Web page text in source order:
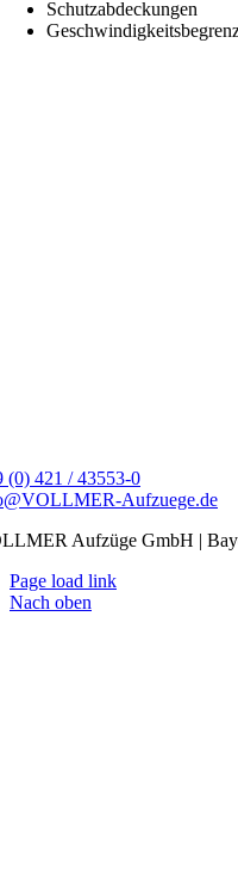
Schutzabdeckungen
(0) 421 / 43553-0
Aufzuege.de
Aufzüge GmbH |
Page load link
Nach oben